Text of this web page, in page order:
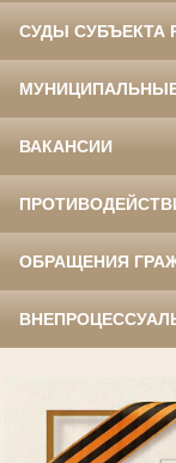
СУДЫ СУБЪЕКТА
ВАКАНСИИ
ОБРАЩЕНИЯ